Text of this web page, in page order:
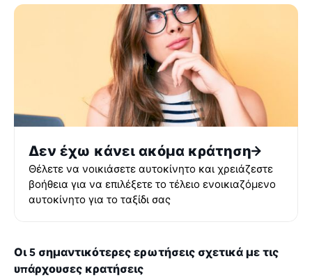
Δεν έχω κάνει ακόμα κράτηση
Θέλετε να νοικιάσετε αυτοκίνητο και χρειάζεστε
βοήθεια για να επιλέξετε το τέλειο ενοικιαζόμενο
αυτοκίνητο για το ταξίδι σας
Οι 5 σημαντικότερες ερωτήσεις σχετικά με τις
υπάρχουσες κρατήσεις